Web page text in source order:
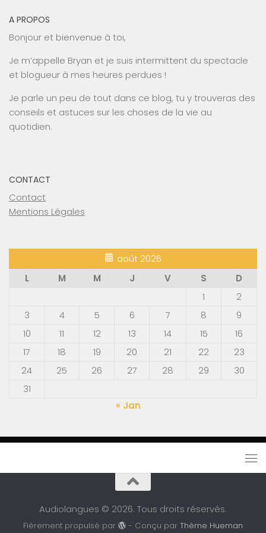
A PROPOS
Bonjour et bienvenue à toi,
Je m’appelle Bryan et je suis intermittent du spectacle
et blogueur à mes heures perdues !
Je parle un peu de tout dans ce blog, tu y trouveras des
conseils et astuces sur les choses de la vie au
quotidien.
CONTACT
Contact
Mentions Légales
août 2026
L
M M J V S
D
1
2
3
4 5 6 7 8
9
10
11 12 13 14 15
16
17
18 19 20 21 22
23
24
25 26 27 28 29
30
31
« Jan
Audiolangues © 2026. Tous droits réservés.
Fièrement propulsé par - Conçu parThème Hueman